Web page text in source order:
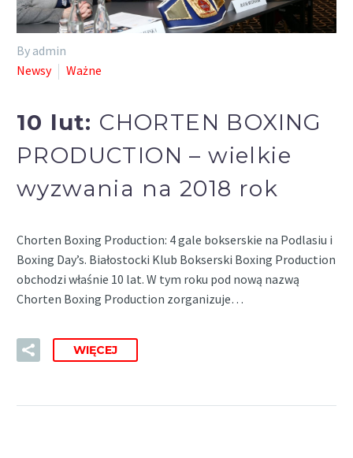
By admin
Newsy
Ważne
10 lut: CHORTEN BOXING
PRODUCTION – wielkie
wyzwania na 2018 rok
Chorten Boxing Production: 4 gale bokserskie na Podlasiu i
Boxing Day’s. Białostocki Klub Bokserski Boxing Production
obchodzi właśnie 10 lat. W tym roku pod nową nazwą
Chorten Boxing Production zorganizuje…
WIĘCEJ